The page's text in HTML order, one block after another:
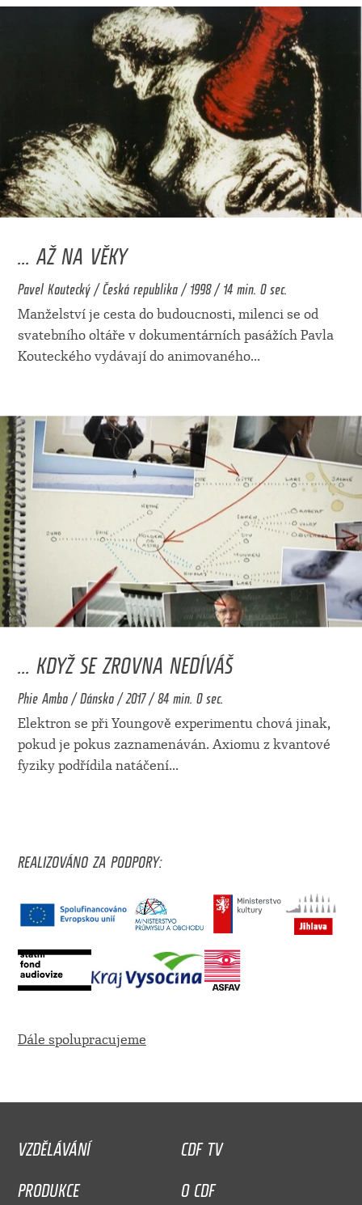
... AŽ NA VĚKY
Pavel Koutecký / Česká republika / 1998 / 14 min. 0 sec.
Manželství je cesta do budoucnosti, milenci se od
svatebního oltáře v dokumentárních pasážích Pavla
Kouteckého vydávají do animovaného...
... KDYŽ SE ZROVNA NEDÍVÁŠ
Phie Ambo / Dánsko / 2017 / 84 min. 0 sec.
Elektron se při Youngově experimentu chová jinak,
pokud je pokus zaznamenáván. Axiomu z kvantové
fyziky podřídila natáčení...
REALIZOVÁNO ZA PODPORY:
Dále spolupracujeme
VZDĚLÁVÁNÍ
CDF TV
PRODUKCE
O CDF